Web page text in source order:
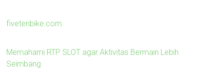
fivetenbike.com
Memahami RTP SLOT agar Aktivitas Bermain Lebih
Seimbang